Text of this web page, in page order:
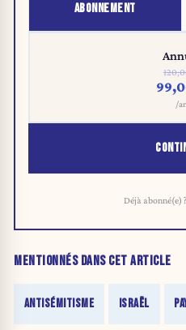
ABONNEMENT
/an
Déjà abonné(e) ?
MENTIONNÉS DANS CET ARTICLE
ANTISÉMITISME ISRAËL